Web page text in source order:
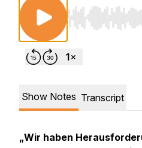
Use Left/Right
Show Notes Transcript
„Wir haben